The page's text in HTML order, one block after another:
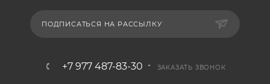
ПОДПИСАТЬСЯ НА РАССЫЛКУ
+7 977 487-83-30 ЗАКАЗАТЬ ЗВОНОК